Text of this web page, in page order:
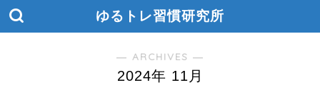
ゆるトレ習慣研究所
― ARCHIVES ―
2024年 11月